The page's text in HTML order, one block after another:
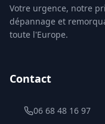
Votre urgence, notre
dépannage et
toute l'Europe.
Contact
06 68 48 16 97